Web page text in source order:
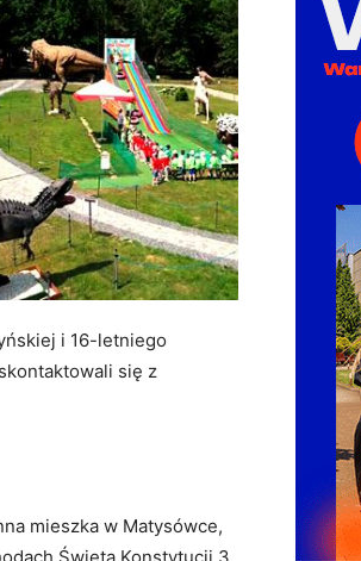
i 16-letniego
się z
mieszka w Matysówce,